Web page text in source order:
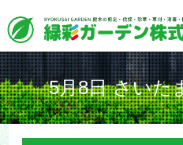
5月8日 さい